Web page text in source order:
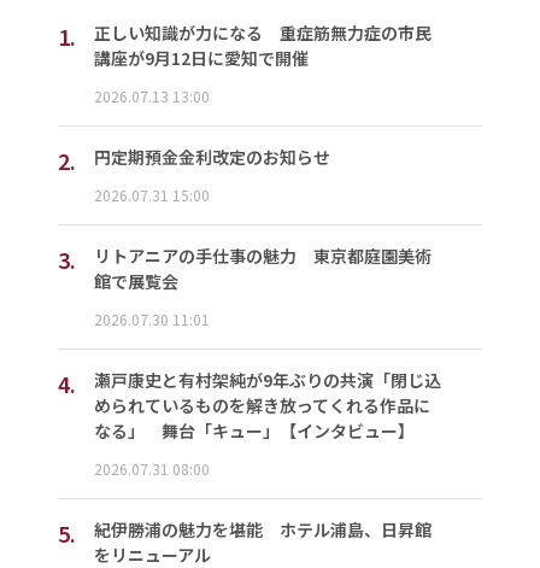
1.
正しい知識が力になる 重症筋無力症の市民
講座が9月12日に愛知で開催
2026.07.13 13:00
2. 円定期預金金利改定のお知らせ
2026.07.31 15:00
3.
リトアニアの手仕事の魅力 東京都庭園美術
館で展覧会
2026.07.30 11:01
4.
瀬戸康史と有村架純が9年ぶりの共演「閉じ込
められているものを解き放ってくれる作品に
なる」 舞台「キュー」【インタビュー】
2026.07.31 08:00
5.
紀伊勝浦の魅力を堪能 ホテル浦島、日昇館
をリニューアル